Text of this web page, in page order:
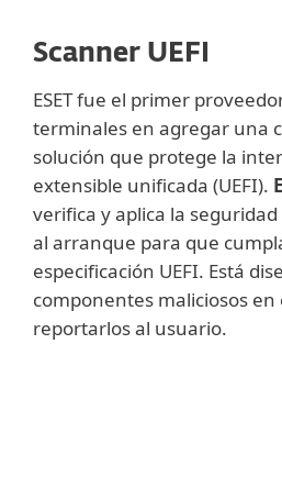
Scanner UEFI
ESET fue el primer
terminales en agregar una
solución que protege la
extensible unificada (UEFI).
verifica y aplica la
al arranque para que
especificación UEFI. Está
componentes maliciosos
reportarlos al usuario.